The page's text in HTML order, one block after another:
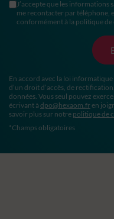
J’accepte que les informations
me recontacter par téléphone,
conformément à la politique
En accord avec la loi
d’un droit d’accès, de
données. Vous seul pouvez
écrivant à dpo@hexaom.fr en
savoir plus sur notre politique de
*Champs obligatoires